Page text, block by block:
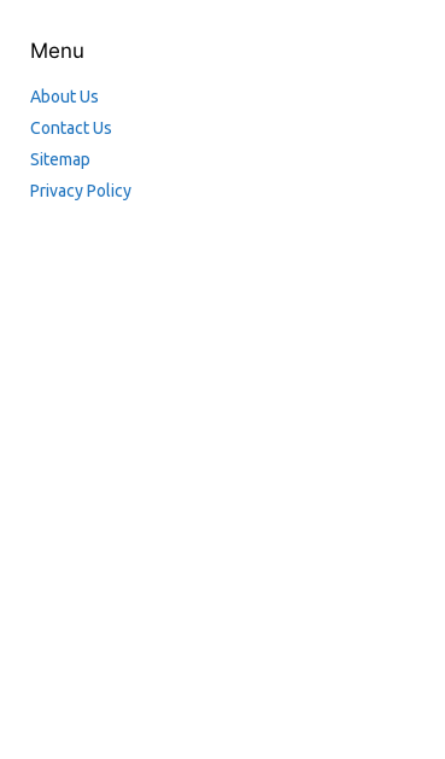
Menu
About Us
Contact Us
Sitemap
Privacy Policy